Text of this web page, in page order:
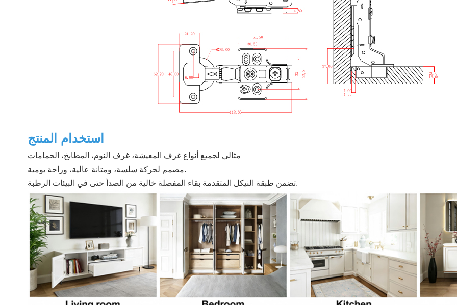
استخدام المنتج
مثالي لجميع أنواع غرف المعيشة، غرف النوم، المطابخ، الحمامات
مصمم لحركة سلسة، ومتانة عالية، وراحة يومية.
تضمن طبقة النيكل المتقدمة بقاء المفصلة خالية من الصدأ حتى في البيئات الرطبة.